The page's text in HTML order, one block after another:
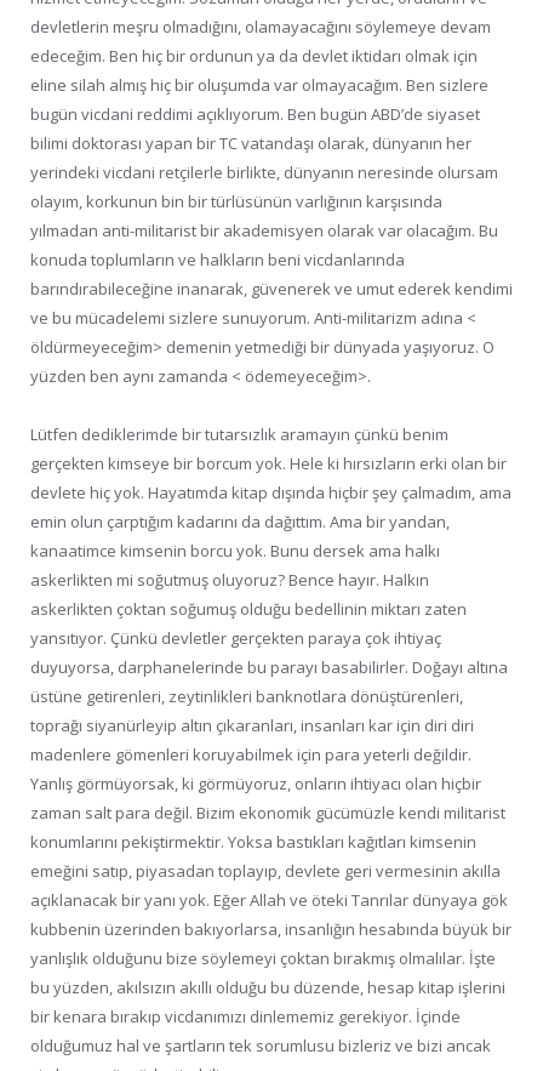
devletlerin meşru olmadığını, olamayacağını söylemeye devam
edeceğim. Ben hiç bir ordunun ya da devlet iktidarı olmak için
eline silah almış hiç bir oluşumda var olmayacağım. Ben sizlere
bugün vicdani reddimi açıklıyorum. Ben bugün ABD’de siyaset
bilimi doktorası yapan bir TC vatandaşı olarak, dünyanın her
yerindeki vicdani retçilerle birlikte, dünyanın neresinde olursam
olayım, korkunun bin bir türlüsünün varlığının karşısında
yılmadan anti-militarist bir akademisyen olarak var olacağım. Bu
konuda toplumların ve halkların beni vicdanlarında
barındırabileceğine inanarak, güvenerek ve umut ederek kendimi
ve bu mücadelemi sizlere sunuyorum. Anti-militarizm adına <
öldürmeyeceğim> demenin yetmediği bir dünyada yaşıyoruz. O
yüzden ben aynı zamanda < ödemeyeceğim>.
Lütfen dediklerimde bir tutarsızlık aramayın çünkü benim
gerçekten kimseye bir borcum yok. Hele ki hırsızların erki olan bir
devlete hiç yok. Hayatımda kitap dışında hiçbir şey çalmadım, ama
emin olun çarptığım kadarını da dağıttım. Ama bir yandan,
kanaatimce kimsenin borcu yok. Bunu dersek ama halkı
askerlikten mi soğutmuş oluyoruz? Bence hayır. Halkın
askerlikten çoktan soğumuş olduğu bedellinin miktarı zaten
yansıtıyor. Çünkü devletler gerçekten paraya çok ihtiyaç
duyuyorsa, darphanelerinde bu parayı basabilirler. Doğayı altına
üstüne getirenleri, zeytinlikleri banknotlara dönüştürenleri,
toprağı siyanürleyip altın çıkaranları, insanları kar için diri diri
madenlere gömenleri koruyabilmek için para yeterli değildir.
Yanlış görmüyorsak, ki görmüyoruz, onların ihtiyacı olan hiçbir
zaman salt para değil. Bizim ekonomik gücümüzle kendi militarist
konumlarını pekiştirmektir. Yoksa bastıkları kağıtları kimsenin
emeğini satıp, piyasadan toplayıp, devlete geri vermesinin akılla
açıklanacak bir yanı yok. Eğer Allah ve öteki Tanrılar dünyaya gök
kubbenin üzerinden bakıyorlarsa, insanlığın hesabında büyük bir
yanlışlık olduğunu bize söylemeyi çoktan bırakmış olmalılar. İşte
bu yüzden, akılsızın akıllı olduğu bu düzende, hesap kitap işlerini
bir kenara bırakıp vicdanımızı dinlememiz gerekiyor. İçinde
olduğumuz hal ve şartların tek sorumlusu bizleriz ve bizi ancak